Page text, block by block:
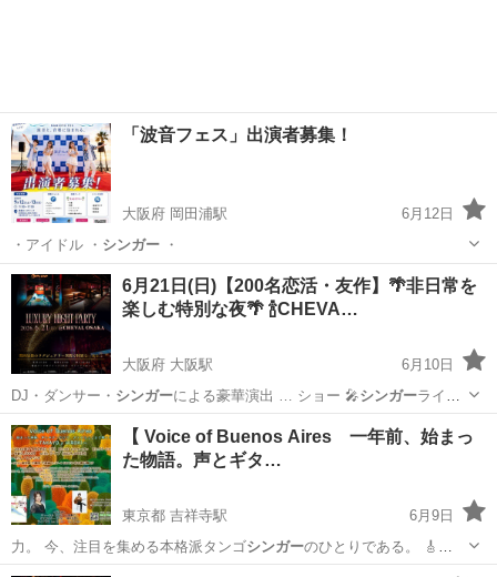
「波音フェス」出演者募集！
大阪府 岡田浦駅
6月12日
・アイドル ・ シンガー・
大阪 泉南市 岡田浦駅 パーティー フェス
6月21日(日)【200名恋活・友作】🌴非日常を
楽しむ特別な夜🌴 🍾CHEVA…
大阪府 大阪駅
6月10日
DJ・ダンサー・ シンガー による豪華演出 … ショー 🎤シンガーライブ
🎲…
大阪 大阪市
【 Voice of Buenos Aires 一年前、始まっ
た物語。声とギタ…
東京都 吉祥寺駅
6月9日
力。 今、注目を集める本格派タンゴシンガーのひとりである。 🎸
HIRO…